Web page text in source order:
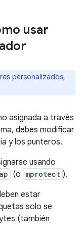
usar
personalizados,
asignada a través
debes modificar
y los punteros.
usando
(o mprotect ).
estar
solo se
(también